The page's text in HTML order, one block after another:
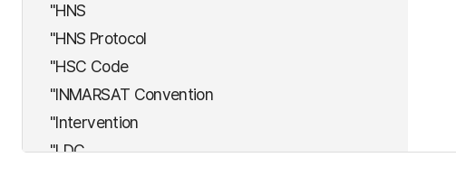
"HNS
"HNS Protocol
"HSC Code
"INMARSAT Convention
"Intervention
"LDC